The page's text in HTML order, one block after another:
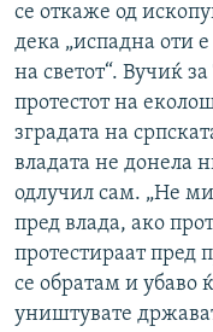
се откаже од
дека „испадна оти е
на светот“. Вучиќ
протестот на
зградата на
владата не донела
одлучил сам. „Не
пред влада, ако
протестираат пред
се обратам и убаво
уништувате